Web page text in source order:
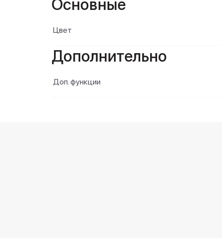
Основные
Цвет
Дополнительно
Доп. функции